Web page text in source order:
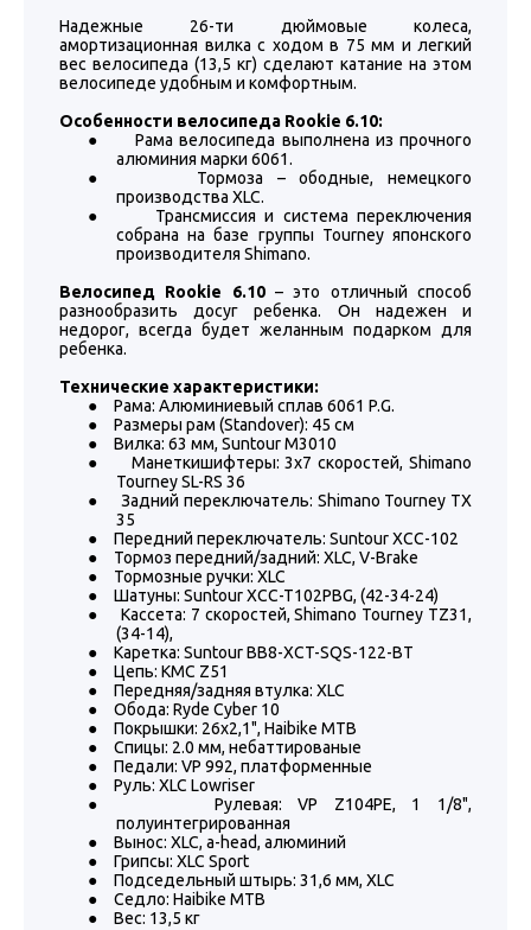
Надежные 26-ти дюймовые колеса,
амортизационная вилка с ходом в 75 мм и легкий
вес велосипеда (13,5 кг) сделают катание на этом
велосипеде удобным и комфортным.
Особенности велосипеда Rookie 6.10:
●
Рама велосипеда выполнена из прочного
алюминия марки 6061.
●
Тормоза – ободные, немецкого
производства XLC.
●
Трансмиссия и система переключения
собрана на базе группы Tourney японского
производителя Shimano.
Велосипед Rookie 6.10– это отличный способ
разнообразить досуг ребенка. Он надежен и
недорог, всегда будет желанным подарком для
ребенка.
Технические характеристики:
●
Рама: Алюминиевый сплав 6061 P.G.
●
Размеры рам (Standover): 45 см
●
Вилка: 63 мм, Suntour M3010
●
Манеткишифтеры: 3х7 скоростей, Shimano
Tourney SL-RS 36
●
Задний переключатель: Shimano Tourney TX
35
●
Передний переключатель: Suntour XCC-102
●
Тормоз передний/задний: XLC, V-Brake
●
Тормозные ручки: XLC
●
Шатуны: Suntour XCC-T102PBG, (42-34-24)
●
Кассета: 7 скоростей, Shimano Tourney TZ31,
(34-14),
●
Каретка: Suntour BB8-XCT-SQS-122-BT
●
Цепь: KMC Z51
●
Передняя/задняя втулка: XLC
●
Обода: Ryde Cyber 10
●
Покрышки: 26x2,1", Haibike MTB
●
Спицы: 2.0 мм, небаттированые
●
Педали: VP 992, платформенные
●
Руль: XLC Lowriser
●
Рулевая: VP Z104PE, 1 1/8",
полуинтегрированная
●
Вынос: XLC, a-head, алюминий
●
Грипсы: XLC Sport
●
Подседельный штырь: 31,6 мм, XLC
●
Седло: Haibike MTB
●
Вес: 13,5 кг